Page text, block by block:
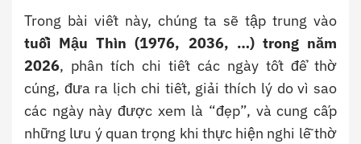
Trong bài viết này, chúng ta sẽ tập trung vào
tuổi Mậu Thìn (1976, 2036, …) trong năm
2026, phân tích chi tiết các ngày tốt để thờ
cúng, đưa ra lịch chi tiết, giải thích lý do vì sao
các ngày này được xem là “đẹp”, và cung cấp
những lưu ý quan trọng khi thực hiện nghi lễ thờ